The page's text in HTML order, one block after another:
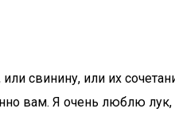
свинину, или их
вам. Я очень люблю